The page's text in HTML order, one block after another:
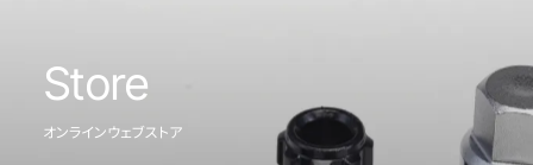
Store
オンラインウェブストア